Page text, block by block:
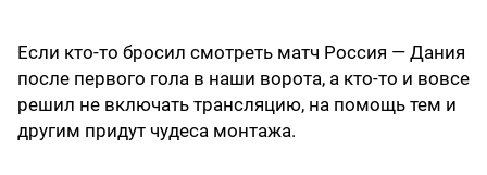
Если кто-то бросил смотреть матч Россия — Дания
после первого гола в наши ворота, а кто-то и вовсе
решил не включать трансляцию, на помощь тем и
другим придут чудеса монтажа.